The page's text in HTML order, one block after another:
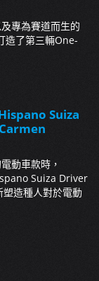
專為賽道而生的
造了第三輛One-
Suiza
動車款時，
Suiza Driver
造種人對於電動